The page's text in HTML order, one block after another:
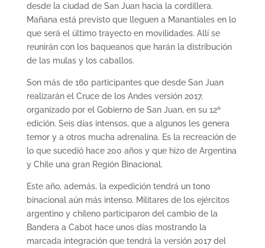
desde la ciudad de San Juan hacia la cordillera.
Mañana está previsto que lleguen a Manantiales en lo
que será el último trayecto en movilidades. Allí se
reunirán con los baqueanos que harán la distribución
de las mulas y los caballos.
Son más de 160 participantes que desde San Juan
realizarán el Cruce de los Andes versión 2017,
organizado por el Gobierno de San Juan, en su 12º
edición. Seis días intensos, que a algunos les genera
temor y a otros mucha adrenalina. Es la recreación de
lo que sucedió hace 200 años y que hizo de Argentina
y Chile una gran Región Binacional.
Este año, además, la expedición tendrá un tono
binacional aún más intenso. Militares de los ejércitos
argentino y chileno participaron del cambio de la
Bandera a Cabot hace unos días mostrando la
marcada integración que tendrá la versión 2017 del